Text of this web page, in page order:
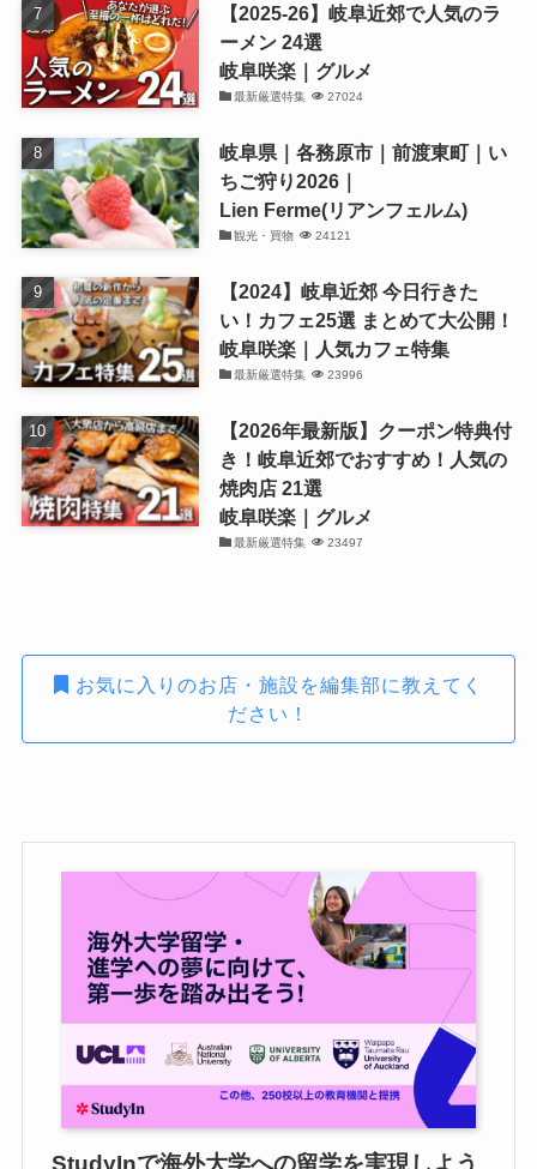
【2025-26】岐阜近郊で人気のラ
ーメン 24選
岐阜咲楽｜グルメ
最新厳選特集 27024
岐阜県｜各務原市｜前渡東町｜い
ちご狩り2026｜
Lien Ferme(リアンフェルム)
観光・買物 24121
【2024】岐阜近郊 今日行きた
い！カフェ25選 まとめて大公開！
岐阜咲楽｜人気カフェ特集
最新厳選特集 23996
【2026年最新版】クーポン特典付
き！岐阜近郊でおすすめ！人気の
焼肉店 21選
岐阜咲楽｜グルメ
最新厳選特集 23497
お気に入りのお店・施設を編集部に教えてく
ださい！
StudyInで海外大学への留学を実現しよう